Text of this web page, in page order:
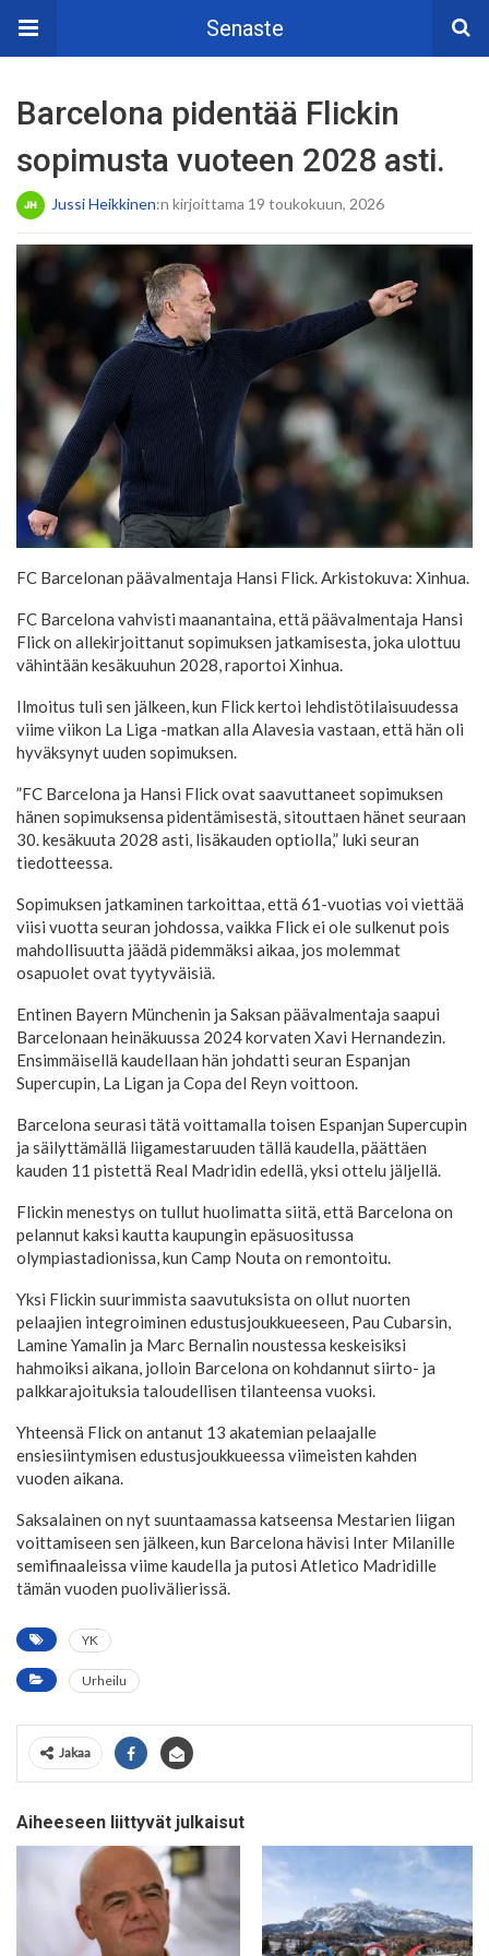
Senaste
Barcelona pidentää Flickin
sopimusta vuoteen 2028 asti.
Jussi Heikkinen:n kirjoittama 19 toukokuun, 2026
FC Barcelonan päävalmentaja Hansi Flick. Arkistokuva: Xinhua.
FC Barcelona vahvisti maanantaina, että päävalmentaja Hansi
Flick on allekirjoittanut sopimuksen jatkamisesta, joka ulottuu
vähintään kesäkuuhun 2028, raportoi Xinhua.
Ilmoitus tuli sen jälkeen, kun Flick kertoi lehdistötilaisuudessa
viime viikon La Liga -matkan alla Alavesia vastaan, että hän oli
hyväksynyt uuden sopimuksen.
”FC Barcelona ja Hansi Flick ovat saavuttaneet sopimuksen
hänen sopimuksensa pidentämisestä, sitouttaen hänet seuraan
30. kesäkuuta 2028 asti, lisäkauden optiolla,” luki seuran
tiedotteessa.
Sopimuksen jatkaminen tarkoittaa, että 61-vuotias voi viettää
viisi vuotta seuran johdossa, vaikka Flick ei ole sulkenut pois
mahdollisuutta jäädä pidemmäksi aikaa, jos molemmat
osapuolet ovat tyytyväisiä.
Entinen Bayern Münchenin ja Saksan päävalmentaja saapui
Barcelonaan heinäkuussa 2024 korvaten Xavi Hernandezin.
Ensimmäisellä kaudellaan hän johdatti seuran Espanjan
Supercupin, La Ligan ja Copa del Reyn voittoon.
Barcelona seurasi tätä voittamalla toisen Espanjan Supercupin
ja säilyttämällä liigamestaruuden tällä kaudella, päättäen
kauden 11 pistettä Real Madridin edellä, yksi ottelu jäljellä.
Flickin menestys on tullut huolimatta siitä, että Barcelona on
pelannut kaksi kautta kaupungin epäsuositussa
olympiastadionissa, kun Camp Nouta on remontoitu.
Yksi Flickin suurimmista saavutuksista on ollut nuorten
pelaajien integroiminen edustusjoukkueeseen, Pau Cubarsin,
Lamine Yamalin ja Marc Bernalin noustessa keskeisiksi
hahmoiksi aikana, jolloin Barcelona on kohdannut siirto- ja
palkkarajoituksia taloudellisen tilanteensa vuoksi.
Yhteensä Flick on antanut 13 akatemian pelaajalle
ensiesiintymisen edustusjoukkueessa viimeisten kahden
vuoden aikana.
Saksalainen on nyt suuntaamassa katseensa Mestarien liigan
voittamiseen sen jälkeen, kun Barcelona hävisi Inter Milanille
semifinaaleissa viime kaudella ja putosi Atletico Madridille
tämän vuoden puolivälierissä.
YK
Urheilu
Jakaa
Aiheeseen liittyvät julkaisut